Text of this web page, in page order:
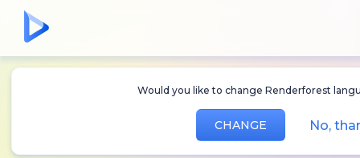
Would you like to change Renderforest
CHANGE No,
無制限に作れるAI動
画像と音声